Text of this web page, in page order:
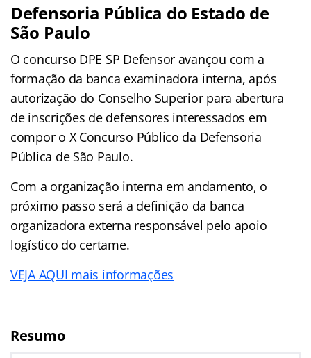
Defensoria Pública do Estado de
São Paulo
O concurso DPE SP Defensor avançou com a
formação da banca examinadora interna, após
autorização do Conselho Superior para abertura
de inscrições de defensores interessados em
compor o X Concurso Público da Defensoria
Pública de São Paulo.
Com a organização interna em andamento, o
próximo passo será a definição da banca
organizadora externa responsável pelo apoio
logístico do certame.
VEJA AQUI mais informações
Resumo